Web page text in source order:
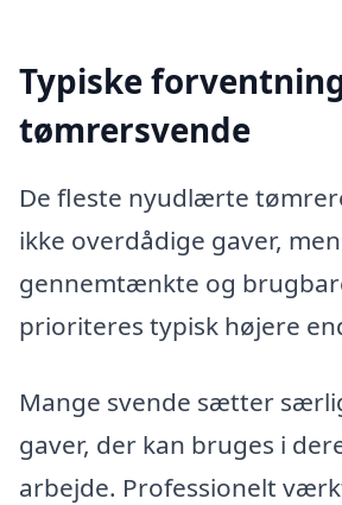
Typiske
tømrersvende
De fleste nyudlærte
ikke overdådige gaver,
gennemtænkte og
prioriteres typisk højere
Mange svende sætter
gaver, der kan bruges i
arbejde. Professionelt